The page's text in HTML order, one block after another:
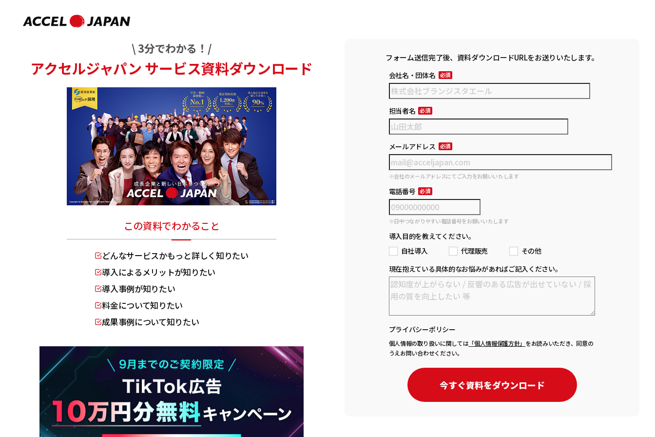
\ 3分でわかる！/
アクセルジャパンサービス資料ダウンロード
この資料でわかること
どんなサービスかもっと詳しく知りたい
導入によるメリットが知りたい
導入事例が知りたい
料金について知りたい
成果事例について知りたい
フォーム送信完了後、資料ダウンロードURLをお送りいたします。
会社名・団体名
担当者名
メールアドレス
※会社のメールアドレスにてご入力をお願いいたします
電話番号
※日中つながりやすい電話番号をお願いいたします
導入目的を教えてください。
自社導入
代理販売
その他
現在抱えている具体的なお悩みがあればご記入ください。
プライバシーポリシー
個人情報の取り扱いに関しては「個人情報保護方針」 をお読みいただき、同意の
うえお問い合わせください。